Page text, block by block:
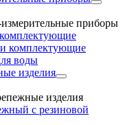
приборы
комплектующие
воды
изделия
изделия
с резиновой